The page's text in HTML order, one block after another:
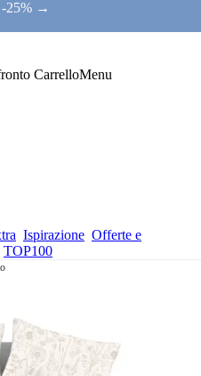
-25% →
CarrelloMenu
Ispirazione Offerte e
TOP100